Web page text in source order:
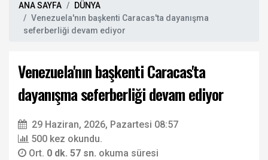
ANA SAYFA
DÜNYA
Venezuela'nın başkenti Caracas'ta dayanışma
seferberliği devam ediyor
Venezuela'nın başkenti Caracas'ta
dayanışma seferberliği devam ediyor
29 Haziran, 2026, Pazartesi 08:57
500 kez okundu.
Ort. 0 dk. 57 sn. okuma süresi